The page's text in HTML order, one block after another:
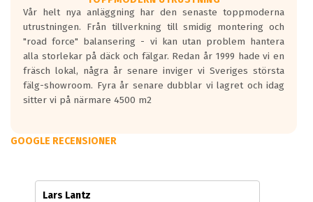
Vår helt nya anläggning har den senaste toppmoderna
utrustningen. Från tillverkning till smidig montering och
"road force" balansering - vi kan utan problem hantera
alla storlekar på däck och fälgar. Redan år 1999 hade vi en
fräsch lokal, några år senare inviger vi Sveriges största
fälg-showroom. Fyra år senare dubblar vi lagret och idag
sitter vi på närmare 4500 m2
GOOGLE RECENSIONER
Lars Lantz